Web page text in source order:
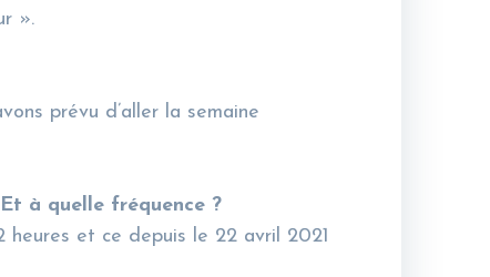
».
prévu d’aller la semaine
à quelle fréquence ?
et ce depuis le 22 avril 2021